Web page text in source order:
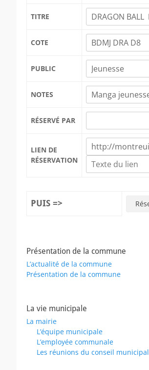
TITRE
COTE
PUBLIC
NOTES
RÉSERVÉ PAR
LIEN DE
RÉSERVATION
PUIS =>
Présentation de la commune
L’actualité de la commune
Présentation de la commune
La vie municipale
La mairie
L’équipe municipale
L’employée communale
Les réunions du conseil municipal